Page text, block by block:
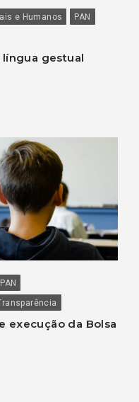
e Humanos
PAN
gestual
PAN
execução da Bolsa